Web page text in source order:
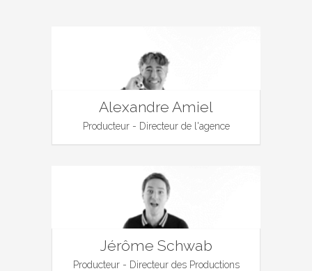
Alexandre Amiel
Producteur - Directeur de l'agence
Jérôme Schwab
Producteur - Directeur des Productions